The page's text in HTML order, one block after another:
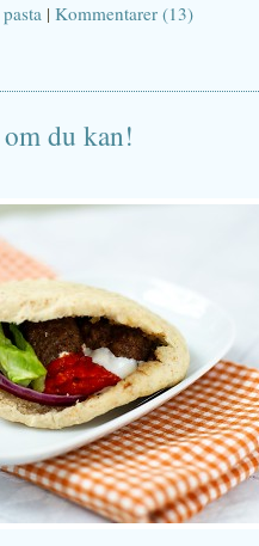
pasta | Kommentarer (13)
du kan!